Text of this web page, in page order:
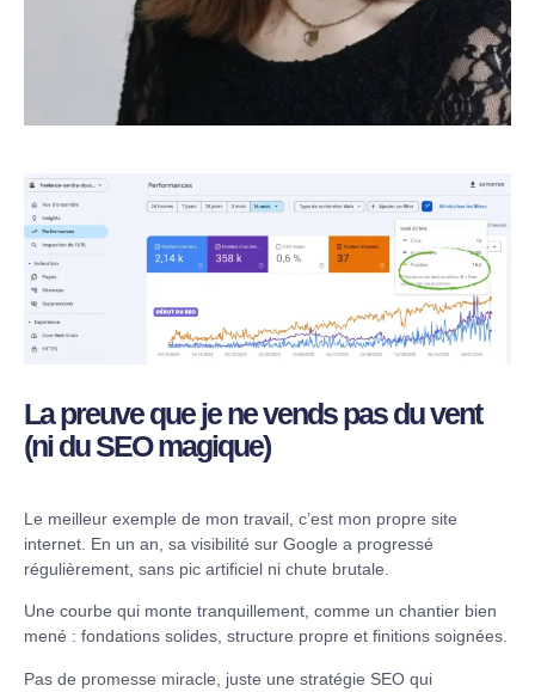
La preuve que je ne vends pas du vent
(ni du SEO magique)
Le meilleur exemple de mon travail, c’est mon propre site
internet. En un an, sa visibilité sur Google a progressé
régulièrement, sans pic artificiel ni chute brutale.
Une courbe qui monte tranquillement, comme un chantier bien
mené : fondations solides, structure propre et finitions soignées.
Pas de promesse miracle, juste une stratégie SEO qui